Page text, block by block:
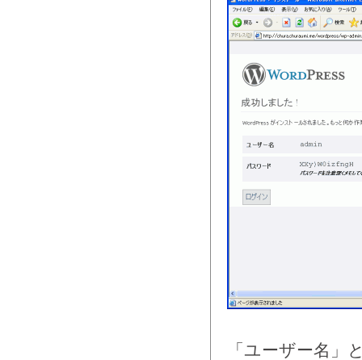
「ユーザー名